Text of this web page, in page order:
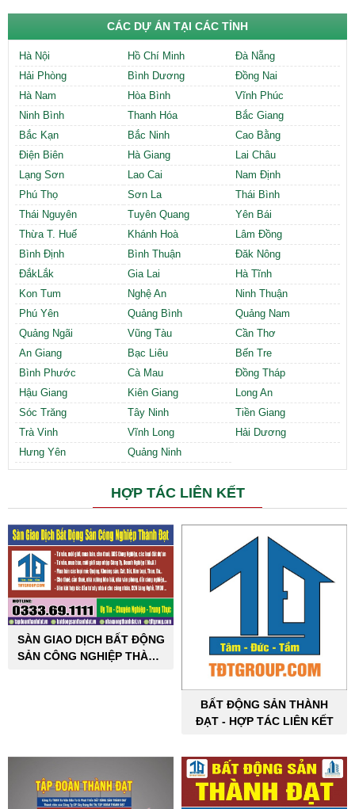
CÁC DỰ ÁN TẠI CÁC TỈNH
Hà Nội Hồ Chí Minh
Đà Nẵng
Hải Phòng
Bình Dương
Đồng Nai
Hà Nam
Hòa Bình
Vĩnh Phúc
Ninh Bình
Thanh Hóa
Bắc Giang
Bắc Kạn
Bắc Ninh
Cao Bằng
Điện Biên
Hà Giang
Lai Châu
Lạng Sơn
Lao Cai
Nam Định
Phú Thọ
Sơn La
Thái Bình
Thái Nguyên
Tuyên Quang
Yên Bái
Thừa T. Huế
Khánh Hoà
Lâm Đồng
Bình Định
Bình Thuận
Đăk Nông
ĐắkLắk
Gia Lai
Hà Tĩnh
Kon Tum
Nghệ An
Ninh Thuận
Phú Yên
Quảng Bình
Quảng Nam
Quảng Ngãi
Vũng Tàu
Cần Thơ
An Giang
Bạc Liêu
Bến Tre
Bình Phước
Cà Mau
Đồng Tháp
Hậu Giang
Kiên Giang
Long An
Sóc Trăng
Tây Ninh
Tiền Giang
Trà Vinh
Vĩnh Long
Hải Dương
Hưng Yên
Quảng Ninh
HỢP TÁC LIÊN KẾT
SÀN GIAO DỊCH BẤT ĐỘNG
SẢN CÔNG NGHIỆP THÀNH
BẤT ĐỘNG SẢN THÀNH
ĐẠT - HỢP TÁC LIÊN KẾT